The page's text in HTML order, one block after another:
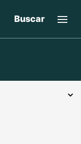
Buscar